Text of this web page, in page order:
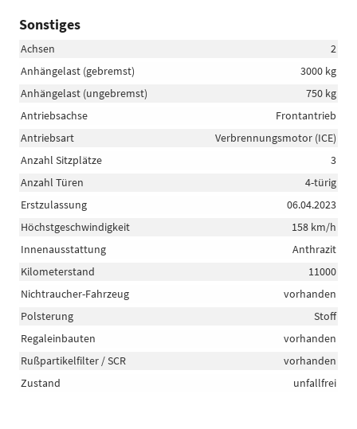
Sonstiges
Achsen
2
Anhängelast (gebremst)
3000 kg
Anhängelast (ungebremst)
750 kg
Antriebsachse
Frontantrieb
Antriebsart
Verbrennungsmotor (ICE)
Anzahl Sitzplätze
3
Anzahl Türen
4-türig
Erstzulassung
06.04.2023
Höchstgeschwindigkeit
158 km/h
Innenausstattung
Anthrazit
Kilometerstand
11000
Nichtraucher-Fahrzeug
vorhanden
Polsterung
Stoff
Regaleinbauten
vorhanden
Rußpartikelfilter / SCR
vorhanden
Zustand
unfallfrei